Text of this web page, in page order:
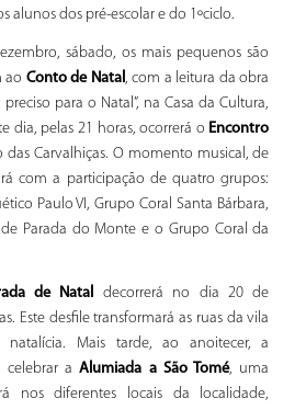
alunos dos pré-escolar e do 1ºciclo.
sábado, os mais pequenos são
ao Conto de Natal, com a leitura da obra
para o Natal”, na Casa da Cultura,
dia, pelas 21 horas, ocorrerá o Encontro
das Carvalhiças. O momento musical, de
com a participação de quatro grupos:
Paulo VI, Grupo Coral Santa Bárbara,
Parada do Monte e o Grupo Coral da
de Natal decorrerá no dia 20 de
Este desfile transformará as ruas da vila
natalícia. Mais tarde, ao anoitecer, a
celebrar aAlumiada a São Tomé, uma
nos diferentes locais da localidade,